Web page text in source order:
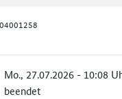
Mo., 27.07.2026 - 10:08
beendet